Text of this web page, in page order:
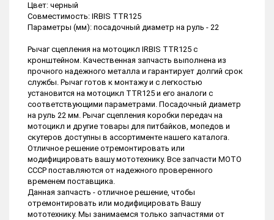
Цвет: черный
Совместимость: IRBIS TTR125
Параметры (мм): посадочный диаметр на руль - 22
Рычаг сцепления на мотоцикл IRBIS TTR125 с
кронштейном. Качественная запчасть выполнена из
прочного надежного металла и гарантирует долгий срок
службы. Рычаг готов к монтажу и с легкостью
установится на мотоцикл TTR125 и его аналоги с
соответствующими параметрами. Посадочный диаметр
на руль 22 мм. Рычаг сцепления коробки передач на
мотоцикл и другие товары для питбайков, мопедов и
скутеров доступны в ассортименте нашего каталога.
Отличное решение отремонтировать или
модифицировать вашу мототехнику. Все запчасти МОТО
СССР поставляются от надежного проверенного
временем поставщика.
Данная запчасть - отличное решение, чтобы
отремонтировать или модифицировать Вашу
мототехнику. Мы занимаемся только запчастями от